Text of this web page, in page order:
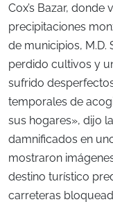
Cox’s Bazar,
precipitaciones
de municipios, M.D.
perdido cultivos y
sufrido
temporales de
sus hogares», dijo
damnificados en
mostraron
destino turístico
carreteras